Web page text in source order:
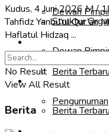
Dewan
Informasi
Berita Terbaru
Pengumuman
Struktur
Dewan
Informasi
Berita Terbaru
Kudus, 4 Juni 2026 M /
Tahfidz Yanbu’ul Qur’an
Haflatul Hidzaq ...
No Result
View All Result
Berita